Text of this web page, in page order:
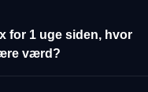
for 1 uge siden, hvor
værd?